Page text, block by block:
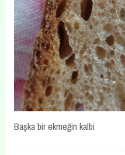
Başka bir ekmeğin kalbi